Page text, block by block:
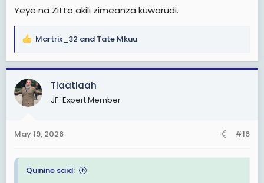
Yeye na Zitto akili zimeanza kuwarudi.
R
a
c
t
i
s
Martrix_32 and Tate Mkuu
Tlaatlaah
JF-Expert Member
May 19, 2026 #16
Quinine said: